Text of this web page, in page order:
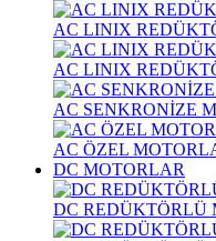
AC LINIX
AC LINIX
AC SENKRONİZE
AC ÖZEL
DC MOTORLAR
DC REDÜKTÖRLÜ